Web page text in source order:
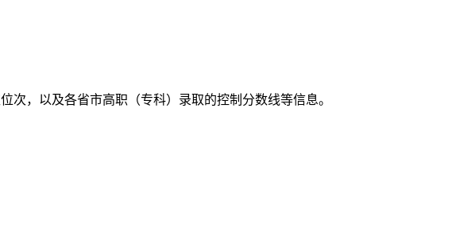
次，以及各省市高职（专科）录取的控制分数线等信息。